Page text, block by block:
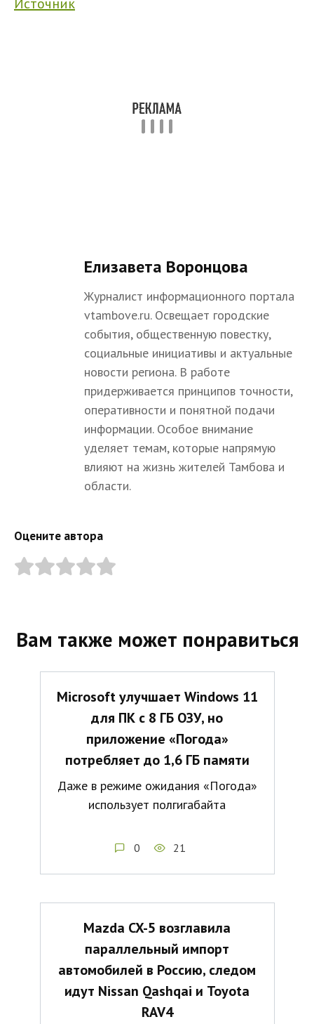
Елизавета Воронцова
Журналист информационного портала
vtambove.ru. Освещает городские
события, общественную повестку,
социальные инициативы и актуальные
новости региона. В работе
придерживается принципов точности,
оперативности и понятной подачи
информации. Особое внимание
уделяет темам, которые напрямую
влияют на жизнь жителей Тамбова и
области.
Оцените автора
Вам также может понравиться
Microsoft улучшает Windows 11
для ПК с 8 ГБ ОЗУ, но
приложение «Погода»
потребляет до 1,6 ГБ памяти
Даже в режиме ожидания «Погода»
использует полгигабайта
0 21
Mazda CX-5 возглавила
параллельный импорт
автомобилей в Россию, следом
идут Nissan Qashqai и Toyota
RAV4